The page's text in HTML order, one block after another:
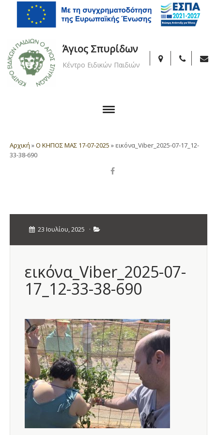
Άγιος Σπυρίδων
Κέντρο Ειδικών Παιδιών
Αρχική »Ο ΚΗΠΟΣ ΜΑΣ 17-07-2025 » εικόνα_Viber_2025-07-17_12-
33-38-690
23 Ιουλίου, 2025 ·
εικόνα_Viber_2025-07-
17_12-33-38-690